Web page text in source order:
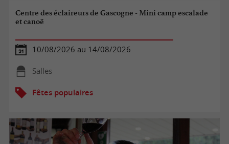
Centre des éclaireurs de Gascogne - Mini camp escalade
et canoë
10/08/2026 au 14/08/2026
Salles
Fêtes populaires